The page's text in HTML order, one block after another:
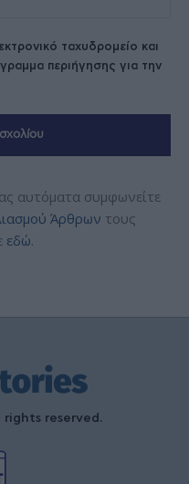
ταχυδρομείο και
περιήγησης για την
αυτόματα συμφωνείτε
Άρθρων τους
εδώ.
reserved.